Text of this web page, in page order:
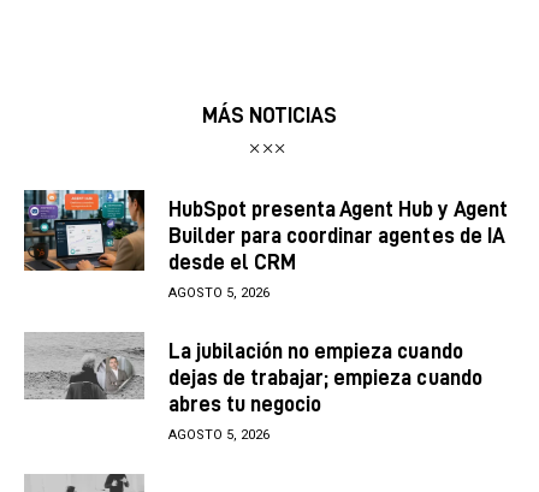
MÁS NOTICIAS
HubSpot presenta Agent Hub y Agent
Builder para coordinar agentes de IA
desde el CRM
AGOSTO 5, 2026
La jubilación no empieza cuando
dejas de trabajar; empieza cuando
abres tu negocio
AGOSTO 5, 2026